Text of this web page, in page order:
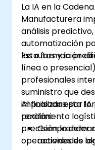
Aprovechar
para una
S&OP.
La IA en la
Manufacturera
análisis
automatización
las rutas y la
Esta formación
línea o
profesionales
suministro que
impulsadas por
rendimiento
precisión la
operaciones de
Al finalizar esta
podrán:
Comprender
actividades